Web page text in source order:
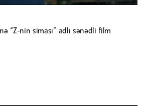
“Z-nin siması” adlı sənədli film